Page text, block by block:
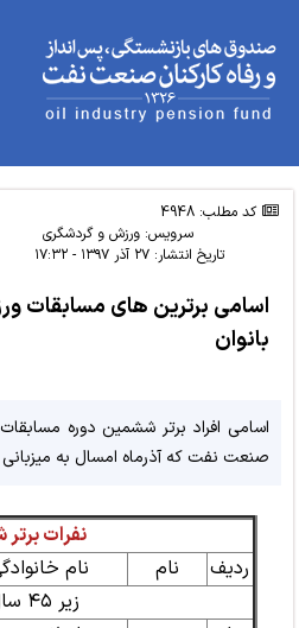
کد مطلب: 4948
سرویس:ورزش و گردشگری
تاریخ انتشار: ۲۷ آذر ۱۳۹۷ - ۱۷:۳۲
اسامی برترین های مسابقات
بانوان
اسامی افراد برتر ششمین دوره
صنعت نفت که آذرماه امسال به میزبانی
نفرات برتر
ردیف
نام نام
زیر ۴۵ سال